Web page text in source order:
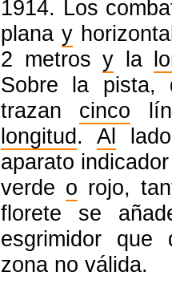
1914. Los
planay
2 metros y la
Sobre la
trazan cinco
longitud. Al
aparato
verde o rojo,
florete se
esgrimidor
zona no válida.